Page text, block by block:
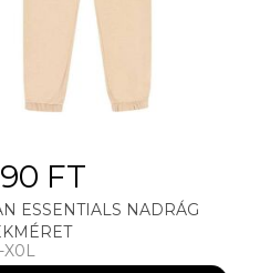
FT
ESSENTIALS NADRÁG
X0L